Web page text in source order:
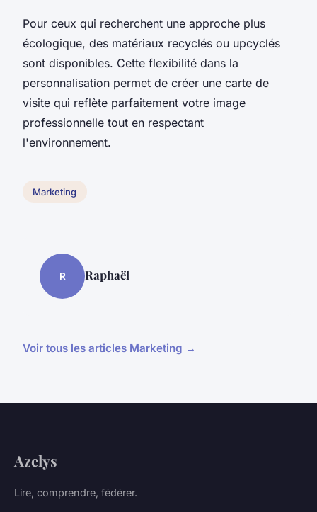
Pour ceux qui recherchent une approche plus
écologique, des matériaux recyclés ou upcyclés
sont disponibles. Cette flexibilité dans la
personnalisation permet de créer une carte de
visite qui reflète parfaitement votre image
professionnelle tout en respectant
l'environnement.
Marketing
R Raphaël
Voir tous les articles Marketing →
Azelys
Lire, comprendre, fédérer.